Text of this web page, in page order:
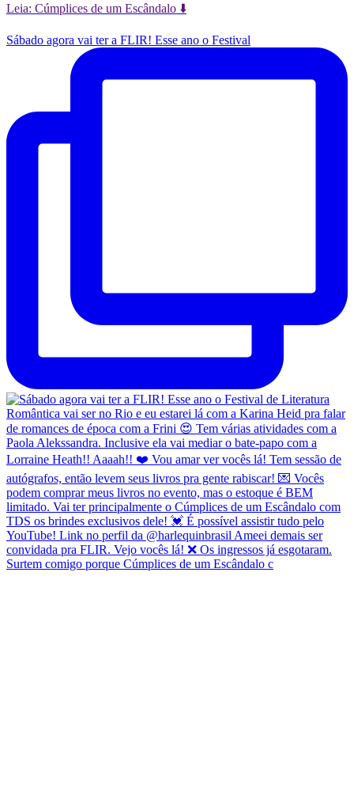
Leia: Cúmplices de um Escândalo ⬇️
Sábado agora vai ter a FLIR! Esse ano o Festival
Surtem comigo porque Cúmplices de um Escândalo c